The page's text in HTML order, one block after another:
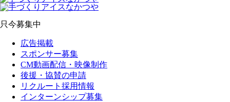
只今募集中
広告掲載
スポンサー募集
CM動画配信・映像制作
後援・協賛の申請
リクルート採用情報
インターンシップ募集